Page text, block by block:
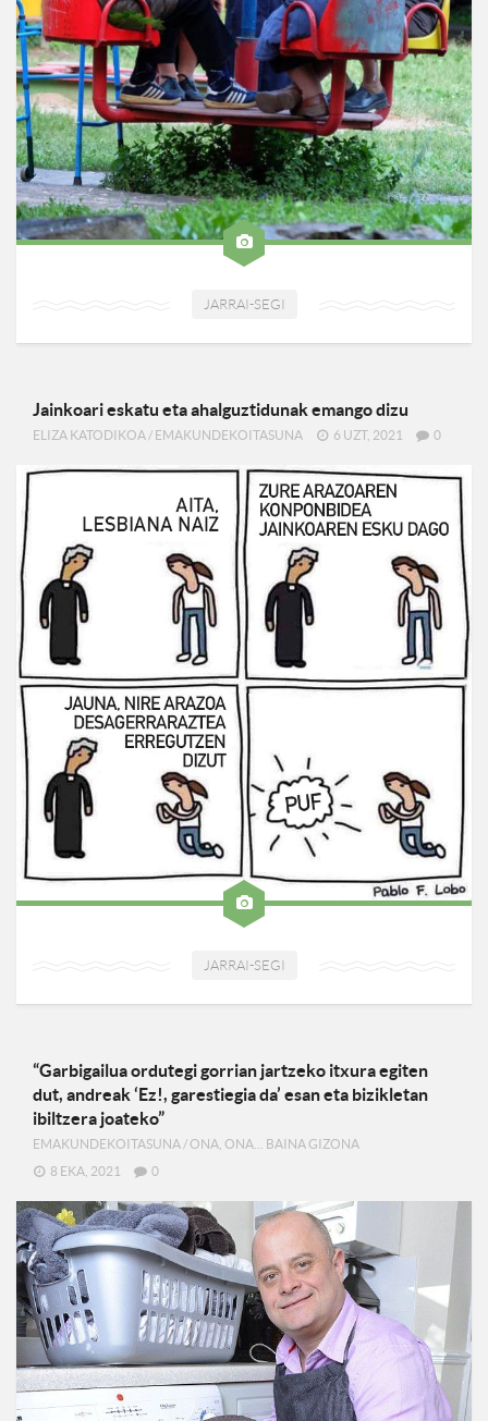
JARRAI-SEGI
Jainkoari eskatu eta ahalguztidunak emango dizu
ELIZA KATODIKOA / EMAKUNDEKOITASUNA 6 UZT, 2021 0
JARRAI-SEGI
“Garbigailua ordutegi gorrian jartzeko itxura egiten
dut, andreak ‘Ez!, garestiegia da’ esan eta bizikletan
ibiltzera joateko”
EMAKUNDEKOITASUNA /ONA, ONA... BAINA GIZONA
8 EKA, 2021
0